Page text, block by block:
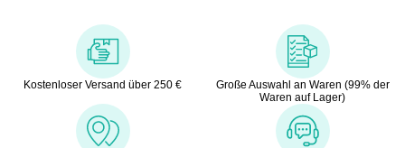
Kostenloser Versand über 250 €
Große Auswahl an Waren (99% der
Waren auf Lager)